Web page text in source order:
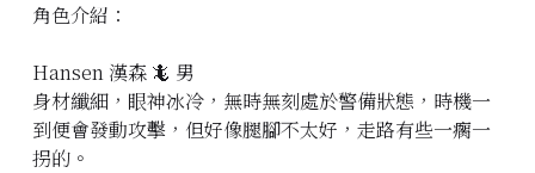
角色介紹：
Hansen 漢森 🦎 男
身材纖細，眼神冰冷，無時無刻處於警備狀態，時機一
到便會發動攻擊，但好像腿腳不太好，走路有些一瘸一
拐的。